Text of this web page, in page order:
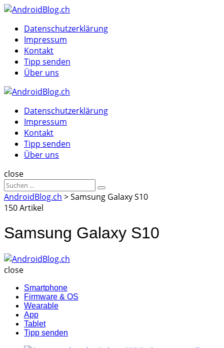
Menu
MenuDatenschutzerklärung
Impressum
Kontakt
Tipp senden
Über uns
Datenschutzerklärung
Impressum
Kontakt
Tipp senden
Über uns
Suche
close
Sucheergebnisse
für
Suche
AndroidBlog.ch >Samsung Galaxy S10
150 Artikel
Samsung Galaxy S10
close
Smartphone
Firmware & OS
Wearable
App
Tablet
Tipp senden